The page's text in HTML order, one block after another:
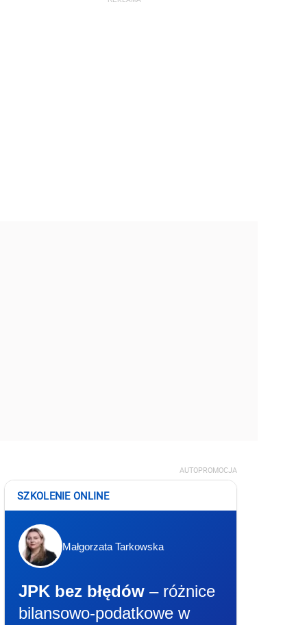
AUTOPROMOCJA
SZKOLENIE ONLINE
Małgorzata Tarkowska
JPK bez błędów – różnice
bilansowo-podatkowe w